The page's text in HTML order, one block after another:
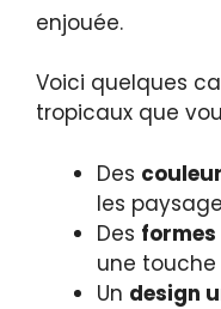
enjouée.
Voici quelques
tropicaux que
Des
les
Des
une
Un design